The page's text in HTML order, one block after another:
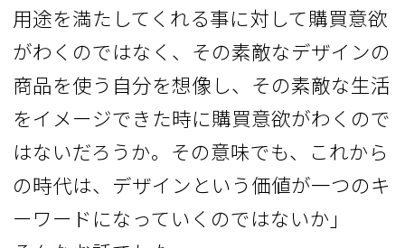
用途を満たしてくれる事に対して購買意欲
がわくのではなく、その素敵なデザインの
商品を使う自分を想像し、その素敵な生活
をイメージできた時に購買意欲がわくので
はないだろうか。その意味でも、これから
の時代は、デザインという価値が一つのキ
ーワードになっていくのではないか」